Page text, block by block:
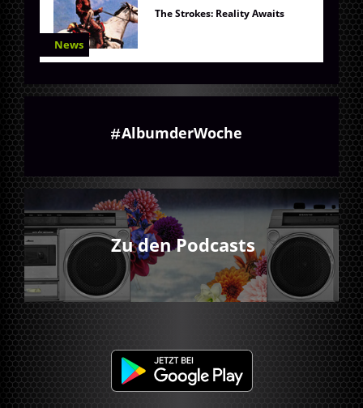
News
The Strokes: Reality Awaits
AlbumderWoche
Zu den Podcasts